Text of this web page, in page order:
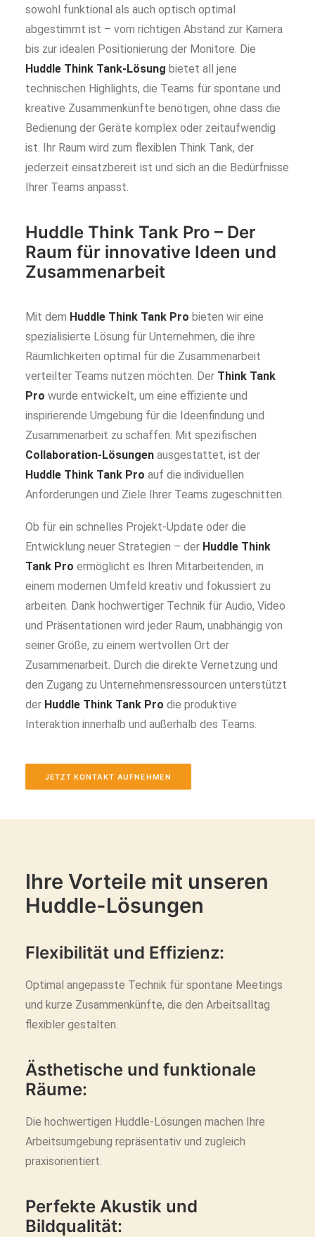
sowohl funktional als auch optisch optimal
abgestimmt ist – vom richtigen Abstand zur Kamera
bis zur idealen Positionierung der Monitore. Die
Huddle Think Tank-Lösung bietet all jene
technischen Highlights, die Teams für spontane und
kreative Zusammenkünfte benötigen, ohne dass die
Bedienung der Geräte komplex oder zeitaufwendig
ist. Ihr Raum wird zum flexiblen Think Tank, der
jederzeit einsatzbereit ist und sich an die Bedürfnisse
Ihrer Teams anpasst.
Huddle Think Tank Pro – Der
Raum für innovative Ideen und
Zusammenarbeit
Mit dem Huddle Think Tank Pro bieten wir eine
spezialisierte Lösung für Unternehmen, die ihre
Räumlichkeiten optimal für die Zusammenarbeit
verteilter Teams nutzen möchten. Der Think Tank
Pro wurde entwickelt, um eine effiziente und
inspirierende Umgebung für die Ideenfindung und
Zusammenarbeit zu schaffen. Mit spezifischen
Collaboration-Lösungen ausgestattet, ist der
Huddle Think Tank Pro auf die individuellen
Anforderungen und Ziele Ihrer Teams zugeschnitten.
Ob für ein schnelles Projekt-Update oder die
Entwicklung neuer Strategien – der Huddle Think
Tank Pro ermöglicht es Ihren Mitarbeitenden, in
einem modernen Umfeld kreativ und fokussiert zu
arbeiten. Dank hochwertiger Technik für Audio, Video
und Präsentationen wird jeder Raum, unabhängig von
seiner Größe, zu einem wertvollen Ort der
Zusammenarbeit. Durch die direkte Vernetzung und
den Zugang zu Unternehmensressourcen unterstützt
der Huddle Think Tank Pro die produktive
Interaktion innerhalb und außerhalb des Teams.
JETZT KONTAKT AUFNEHMEN
Ihre Vorteile mit unseren
Huddle-Lösungen
Flexibilität und Effizienz:
Optimal angepasste Technik für spontane Meetings
und kurze Zusammenkünfte, die den Arbeitsalltag
flexibler gestalten.
Ästhetische und funktionale
Räume:
Die hochwertigen Huddle-Lösungen machen Ihre
Arbeitsumgebung repräsentativ und zugleich
praxisorientiert.
Perfekte Akustik und
Bildqualität: